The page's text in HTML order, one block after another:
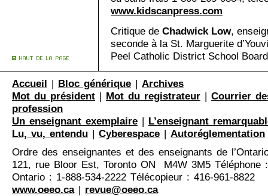
www.kidscanpress.com
Critique de Chadwick Low,
seconde à la St. Marguerite
Peel Catholic District School
Accueil | Bloc générique | Archives
Mot du président | Mot du registrateur | Courrier
profession
Un enseignant exemplaire | L’enseignant
Lu, vu, entendu | Cyberespace | Autoréglementation
Ordre des enseignantes et des enseignants de
121, rue Bloor Est, Toronto ON M4W 3M5 Téléphone
Ontario : 1-888-534-2222 Télécopieur : 416-961-8822
www.oeeo.ca| revue@oeeo.ca